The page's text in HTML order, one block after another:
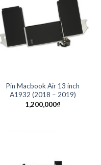
Pin Macbook Air 13 inch
A1932 (2018 – 2019)
1,200,000₫